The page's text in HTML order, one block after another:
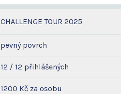
CHALLENGE TOUR 2025
pevný povrch
12 / 12 přihlášených
1200 Kč za osobu